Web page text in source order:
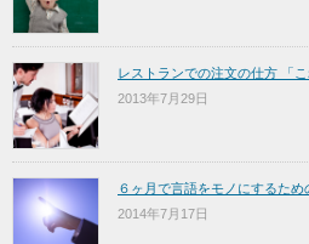
レストランでの注文の仕方 「
2013年7月29日
６ヶ月で言語をモノにするた
2014年7月17日